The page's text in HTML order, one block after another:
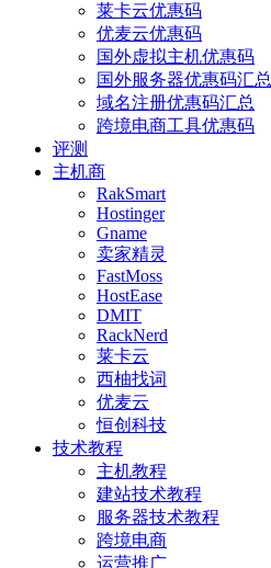
莱卡云优惠码
优麦云优惠码
国外虚拟主机优惠码
国外服务器优惠码汇总
域名注册优惠码汇总
跨境电商工具优惠码
评测
主机商
RakSmart
Hostinger
Gname
卖家精灵
FastMoss
HostEase
DMIT
RackNerd
莱卡云
西柚找词
优麦云
恒创科技
技术教程
主机教程
建站技术教程
服务器技术教程
跨境电商
运营推广